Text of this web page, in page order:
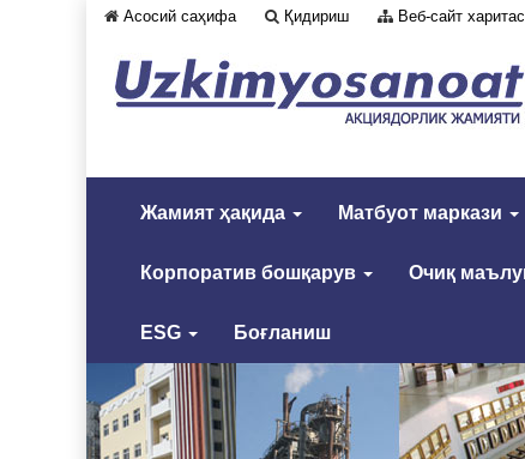
Асосий саҳифа Қидириш Веб-сайт
Жамият ҳақида Матбуот маркази
Корпоратив бошқарув Очиқ
ESG Боғланиш